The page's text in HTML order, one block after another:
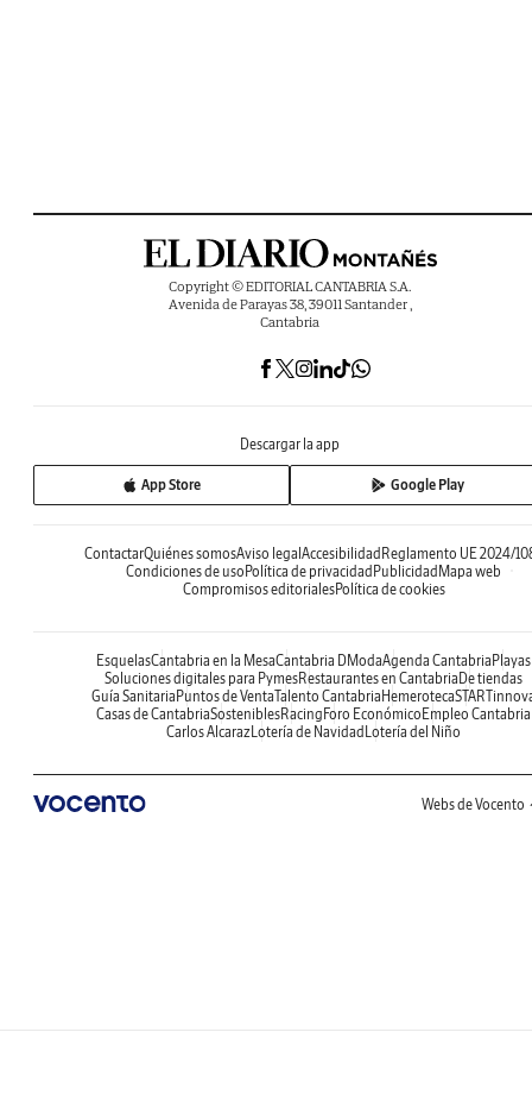
Copyright © EDITORIAL CANTABRIA S.A.
Avenida de Parayas 38, 39011 Santander ,
Cantabria
Descargar la app
App Store Google Play
ContactarQuiénes somosAviso legalAccesibilidadReglamento UE 2024/
Condiciones de usoPolítica de privacidadPublicidadMapa web
Compromisos editorialesPolítica de cookies
EsquelasCantabria en la MesaCantabria DModaAgenda CantabriaPlayas
Soluciones digitales para PymesRestaurantes en CantabriaDe tiendas
Guía SanitariaPuntos de VentaTalento CantabriaHemeroteca
Casas de CantabriaSosteniblesRacingForo EconómicoEmpleo Cantabria
Carlos AlcarazLotería de NavidadLotería del Niño
Webs de Vocento